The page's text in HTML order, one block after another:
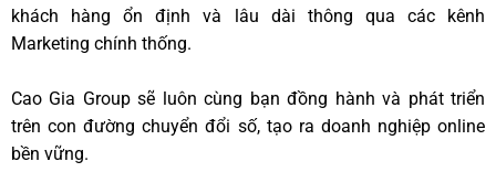
khách hàng ổn định và lâu dài thông qua các kênh
Marketing chính thống.
Cao Gia Group sẽ luôn cùng bạn đồng hành và phát triển
trên con đường chuyển đổi số, tạo ra doanh nghiệp online
bền vững.